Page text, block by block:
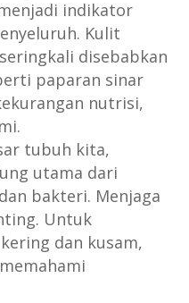
indikator
Kulit
disebabkan
paparan sinar
nutrisi,
tubuh kita,
utama dari
bakteri. Menjaga
Untuk
dan kusam,